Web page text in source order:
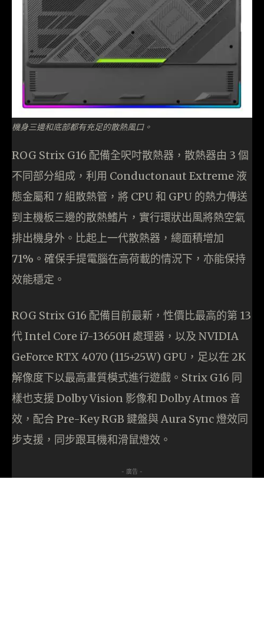
機身三邊和底部都有充足的散熱風口。
ROG Strix G16 配備全呎吋散熱器，散熱器由 3 個
不同部分組成，利用 Conductonaut Extreme 液
態金屬和 7 組散熱管，將 CPU 和 GPU 的熱力傳送
到主機板三邊的散熱鰭片，實行環狀出風將熱空氣
排出機身外。比起上一代散熱器，總面積增加
71%。確保手提電腦在高荷載的情況下，亦能保持
效能穩定。
ROG Strix G16 配備目前最新，性價比最高的第 13
代 Intel Core i7-13650H 處理器，以及 NVIDIA
GeForce RTX 4070 (115+25W) GPU，足以在 2K
解像度下以最高畫質模式進行遊戲。Strix G16 同
樣也支援 Dolby Vision 影像和 Dolby Atmos 音
效，配合 Pre-Key RGB 鍵盤與 Aura Sync 燈效同
步支援，同步跟耳機和滑鼠燈效。
- 廣告 -